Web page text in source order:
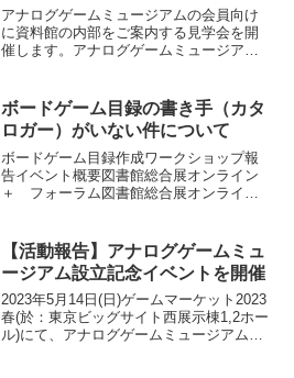
アナログゲームミュージアムの会員向け
に資料館の内部をご案内する見学会を開
催します。アナログゲームミュージアム
の見学会では資料保管棚やカタロギング
に使用している設備、...
ボードゲーム目録の書き手（カタ
ロガー）がいない件について
ボードゲーム目録作成ワークショップ報
告イベント概要図書館総合展オンライン
＋ フォーラム図書館総合展オンライン+
ライン（Zoom）参加者数: 34名（スタ
ッ...
【活動報告】アナログゲームミュ
ージアム設立記念イベントを開催
2023年5月14日(日)ゲームマーケット2023
春(於：東京ビッグサイト西展示棟1,2ホー
ル)にて、アナログゲームミュージアム設